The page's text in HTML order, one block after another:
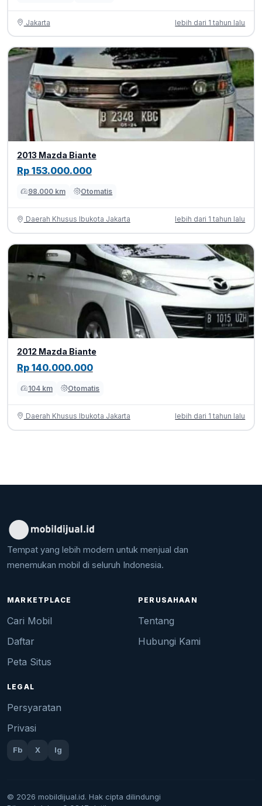
Jakarta lebih dari 1 tahun lalu
2013 Mazda Biante
Rp 153.000.000
98.000 km Otomatis
Daerah Khusus Ibukota Jakarta lebih dari 1 tahun lalu
2012 Mazda Biante
Rp 140.000.000
104 km Otomatis
Daerah Khusus Ibukota Jakarta lebih dari 1 tahun lalu
Tempat yang lebih modern untuk menjual dan
menemukan mobil di seluruh Indonesia.
MARKETPLACE
Cari Mobil
Daftar
Peta Situs
PERUSAHAAN
Tentang
Hubungi Kami
LEGAL
Persyaratan
Privasi
Fb X Ig
© 2026 mobildijual.id. Hak cipta dilindungi